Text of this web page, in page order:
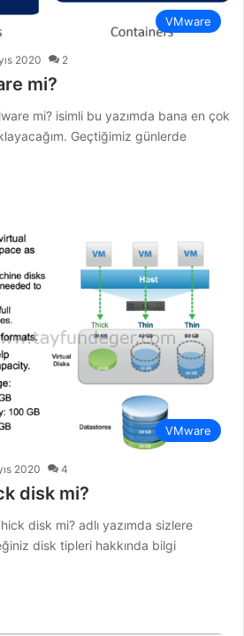
VMware
2020 2
mi?
mi? isimli bu yazımda bana en çok
Geçtiğimiz günlerde
VMware
2020 4
disk mi?
disk mi? adlı yazımda sizlere
disk tipleri hakkında bilgi